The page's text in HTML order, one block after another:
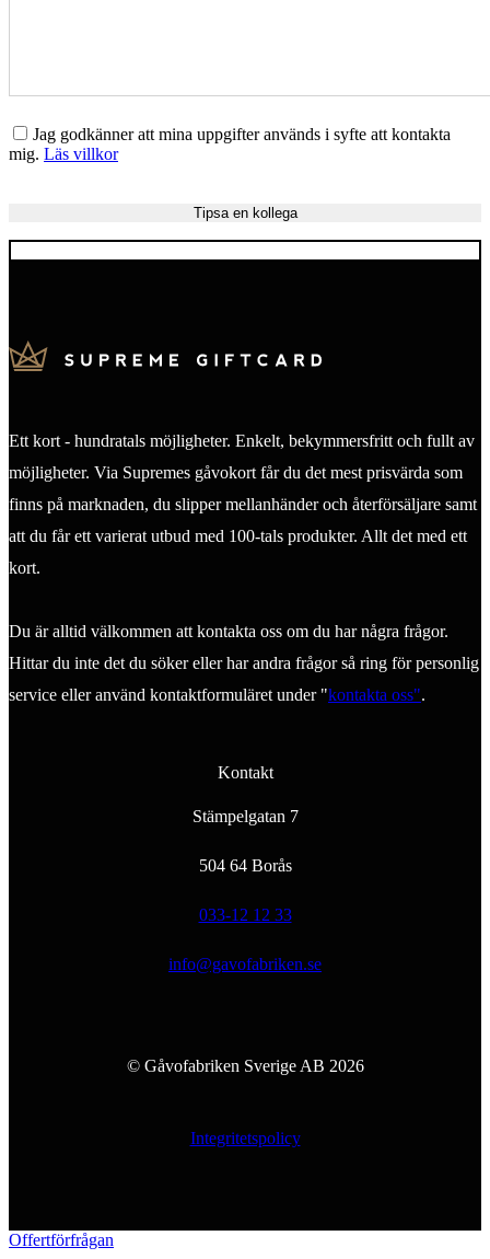
Jag godkänner att mina uppgifter används i syfte att kontakta
mig. Läs villkor
Ett kort - hundratals möjligheter. Enkelt, bekymmersfritt och fullt av
möjligheter. Via Supremes gåvokort får du det mest prisvärda som
finns på marknaden, du slipper mellanhänder och återförsäljare samt
att du får ett varierat utbud med 100-tals produkter. Allt det med ett
kort.
Du är alltid välkommen att kontakta oss om du har några frågor.
Hittar du inte det du söker eller har andra frågor så ring för personlig
service eller använd kontaktformuläret under "kontakta oss".
Kontakt
Stämpelgatan 7
504 64 Borås
033-12 12 33
info@gavofabriken.se
© Gåvofabriken Sverige AB 2026
Integritetspolicy
Offertförfrågan